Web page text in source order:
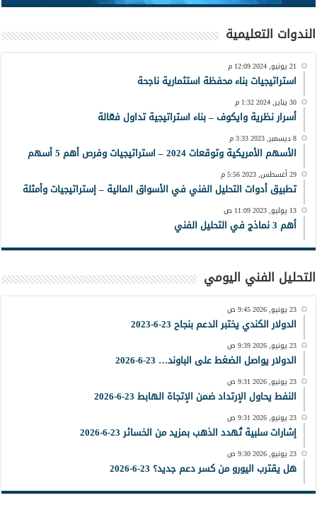
الندوات التعليمية
21 يونيو, 2024 12:09 م
استراتيجيات بناء محفظة استثمارية ناجحة
30 يناير, 2024 1:32 م
أسرار نظرية وايكوف – بناء استراتيجية تداول فعّالة
8 ديسمبر, 2023 3:33 م
الأسهم الأمريكية وتوقعات 2024 – استراتيجيات وفرص أهم 5 أسهم
29 أغسطس, 2023 5:56 م
تطبيق أدوات التحليل الفني في الأسواق المالية – إستراتيجيات وأمثلة
13 يوليو, 2023 11:09 ص
أهم 3 نماذج في التحليل الفني
التحليل الفني اليومي
23 يونيو, 2026 9:45 ص
الدولار الكندي يختبر الدعم بنجاح 23-6-2023
23 يونيو, 2026 9:39 ص
الدولار يواصل الضغط على الباوند… 23-6-2026
23 يونيو, 2026 9:31 ص
النفط يحاول الإرتداد ضمن الإتجاة الهابط 23-6-2026
23 يونيو, 2026 9:31 ص
إشارات سلبية تُهدد الذهب بمزيد من الخسائر 23-6-2026
23 يونيو, 2026 9:30 ص
هل يقترب اليورو من كسر دعم جديد؟ 23-6-2026